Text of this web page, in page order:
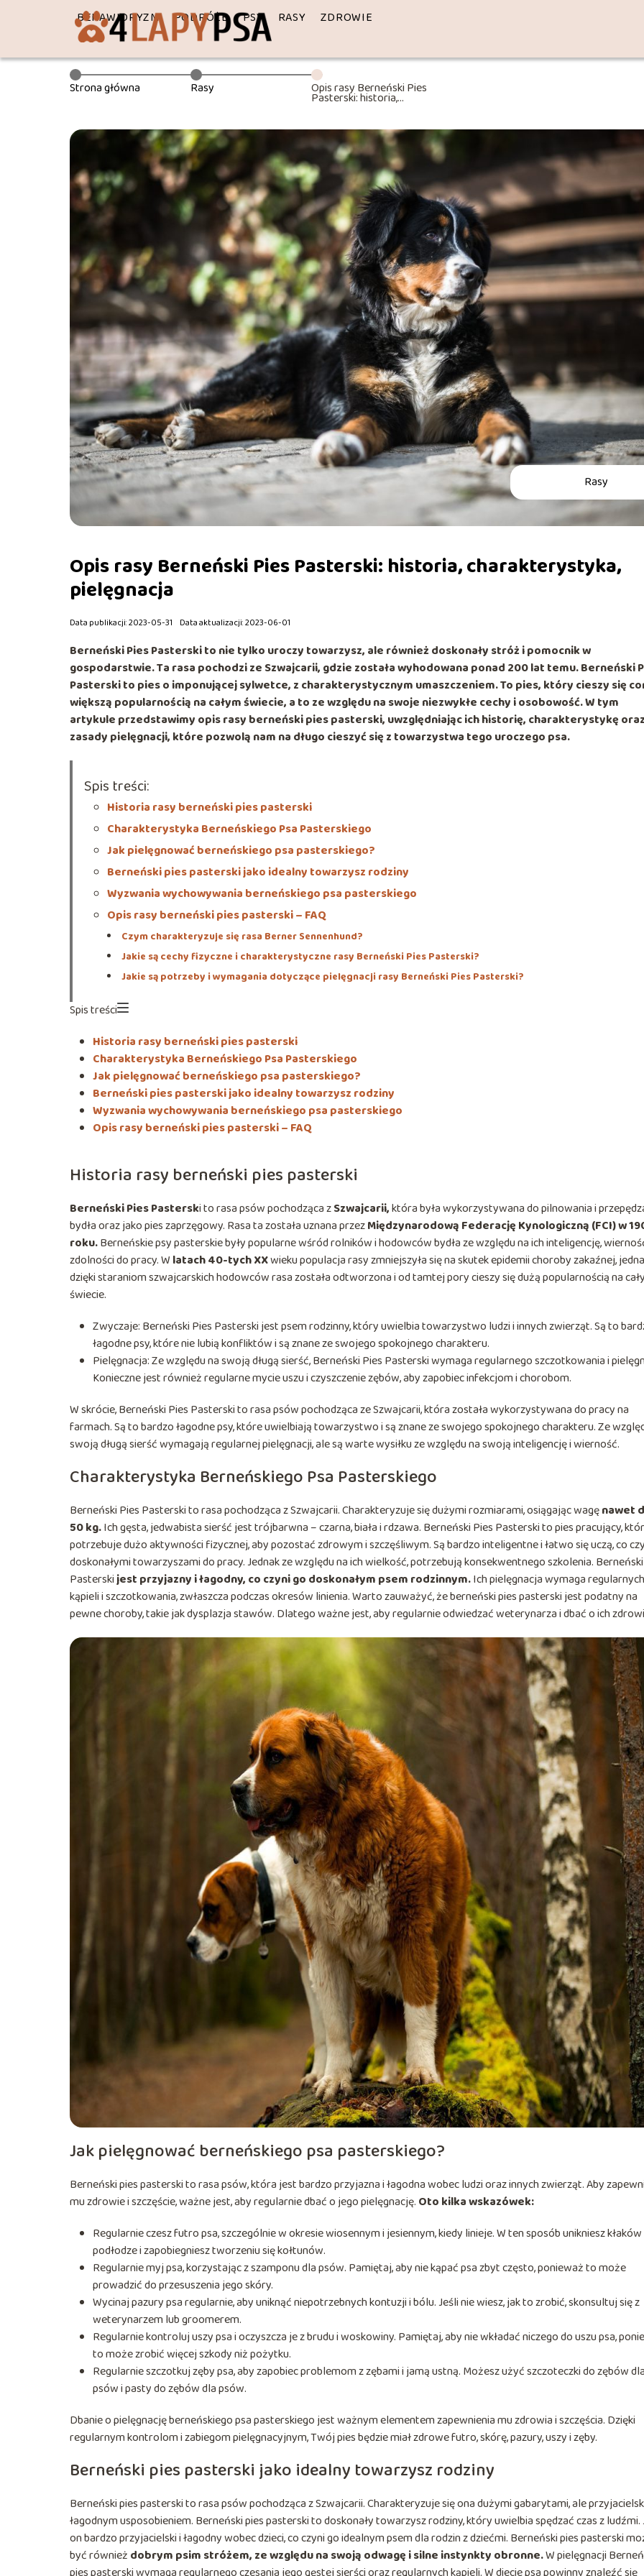
BEHAWIORYZM PODRÓŻE PSY RASY ZDROWIE
Strona główna Rasy Opis rasy Berneński Pies
Pasterski: historia,
charakterystyka, pielęgnacja
Rasy
Opis rasy Berneński Pies Pasterski: historia, charakterystyka,
pielęgnacja
Data publikacji: 2023-05-31 Data aktualizacji: 2023-06-01
Berneński Pies Pasterski to nie tylko uroczy towarzysz, ale również doskonały stróż i pomocnik w
gospodarstwie. Ta rasa pochodzi ze Szwajcarii, gdzie została wyhodowana ponad 200 lat temu. Berneński
Pasterski to pies o imponującej sylwetce, z charakterystycznym umaszczeniem. To pies, który cieszy się
większą popularnością na całym świecie, a to ze względu na swoje niezwykłe cechy i osobowość. W tym
artykule przedstawimy opis rasy berneński pies pasterski, uwzględniając ich historię, charakterystykę
zasady pielęgnacji, które pozwolą nam na długo cieszyć się z towarzystwa tego uroczego psa.
Spis treści:
Historia rasy berneński pies pasterski
Charakterystyka Berneńskiego Psa Pasterskiego
Jak pielęgnować berneńskiego psa pasterskiego?
Berneński pies pasterski jako idealny towarzysz rodziny
Wyzwania wychowywania berneńskiego psa pasterskiego
Opis rasy berneński pies pasterski – FAQ
Czym charakteryzuje się rasa Berner Sennenhund?
Jakie są cechy fizyczne i charakterystyczne rasy Berneński Pies Pasterski?
Jakie są potrzeby i wymagania dotyczące pielęgnacji rasy Berneński Pies Pasterski?
Spis treści
Historia rasy berneński pies pasterski
Charakterystyka Berneńskiego Psa Pasterskiego
Jak pielęgnować berneńskiego psa pasterskiego?
Berneński pies pasterski jako idealny towarzysz rodziny
Wyzwania wychowywania berneńskiego psa pasterskiego
Opis rasy berneński pies pasterski – FAQ
Historia rasy berneński pies pasterski
Berneński Pies Pasterski to rasa psów pochodząca zSzwajcarii,która była wykorzystywana do pilnowania i
bydła oraz jako pies zaprzęgowy. Rasa ta została uznana przezMiędzynarodową Federację Kynologiczną (FCI) w
roku.Berneńskie psy pasterskie były popularne wśród rolników i hodowców bydła ze względu na ich inteligencję,
zdolności do pracy. W latach 40-tych XXwieku populacja rasy zmniejszyła się na skutek epidemii choroby zakaźnej,
dzięki staraniom szwajcarskich hodowców rasa została odtworzona i od tamtej pory cieszy się dużą popularnością na
świecie.
Zwyczaje: Berneński Pies Pasterski jest psem rodzinny, który uwielbia towarzystwo ludzi i innych zwierząt. Są to
łagodne psy, które nie lubią konfliktów i są znane ze swojego spokojnego charakteru.
Pielęgnacja: Ze względu na swoją długą sierść, Berneński Pies Pasterski wymaga regularnego szczotkowania i
Konieczne jest również regularne mycie uszu i czyszczenie zębów, aby zapobiec infekcjom i chorobom.
W skrócie, Berneński Pies Pasterski to rasa psów pochodząca ze Szwajcarii, która została wykorzystywana do pracy na
farmach. Są to bardzo łagodne psy, które uwielbiają towarzystwo i są znane ze swojego spokojnego charakteru. Ze
swoją długą sierść wymagają regularnej pielęgnacji, ale są warte wysiłku ze względu na swoją inteligencję i wierność.
Charakterystyka Berneńskiego Psa Pasterskiego
Berneński Pies Pasterski to rasa pochodząca z Szwajcarii. Charakteryzuje się dużymi rozmiarami, osiągając wagęnawet
50 kg.Ich gęsta, jedwabista sierść jest trójbarwna – czarna, biała i rdzawa. Berneński Pies Pasterski to pies pracujący,
potrzebuje dużo aktywności fizycznej, aby pozostać zdrowym i szczęśliwym. Są bardzo inteligentne i łatwo się uczą, co
doskonałymi towarzyszami do pracy. Jednak ze względu na ich wielkość, potrzebują konsekwentnego szkolenia.
Pasterskijest przyjazny i łagodny, co czyni go doskonałym psem rodzinnym.Ich pielęgnacja wymaga regularnych
kąpieli i szczotkowania, zwłaszcza podczas okresów linienia. Warto zauważyć, że berneński pies pasterski jest podatny na
pewne choroby, takie jak dysplazja stawów. Dlatego ważne jest, aby regularnie odwiedzać weterynarza i dbać o ich
Jak pielęgnować berneńskiego psa pasterskiego?
Berneński pies pasterski to rasa psów, która jest bardzo przyjazna i łagodna wobec ludzi oraz innych zwierząt. Aby
mu zdrowie i szczęście, ważne jest, aby regularnie dbać o jego pielęgnację. Oto kilka wskazówek:
Regularnie czesz futro psa, szczególnie w okresie wiosennym i jesiennym, kiedy linieje. W ten sposób unikniesz
podłodze i zapobiegniesz tworzeniu się kołtunów.
Regularnie myj psa, korzystając z szamponu dla psów. Pamiętaj, aby nie kąpać psa zbyt często, ponieważ to może
prowadzić do przesuszenia jego skóry.
Wycinaj pazury psa regularnie, aby uniknąć niepotrzebnych kontuzji i bólu. Jeśli nie wiesz, jak to zrobić, skonsultuj się z
weterynarzem lub groomerem.
Regularnie kontroluj uszy psa i oczyszcza je z brudu i woskowiny. Pamiętaj, aby nie wkładać niczego do uszu psa,
to może zrobić więcej szkody niż pożytku.
Regularnie szczotkuj zęby psa, aby zapobiec problemom z zębami i jamą ustną. Możesz użyć szczoteczki do zębów
psów i pasty do zębów dla psów.
Dbanie o pielęgnację berneńskiego psa pasterskiego jest ważnym elementem zapewnienia mu zdrowia i szczęścia. Dzięki
regularnym kontrolom i zabiegom pielęgnacyjnym, Twój pies będzie miał zdrowe futro, skórę, pazury, uszy i zęby.
Berneński pies pasterski jako idealny towarzysz rodziny
Berneński pies pasterski to rasa psów pochodząca z Szwajcarii. Charakteryzuje się ona dużymi gabarytami, ale
łagodnym usposobieniem. Berneński pies pasterski to doskonały towarzysz rodziny, który uwielbia spędzać czas z ludźmi.
on bardzo przyjacielski i łagodny wobec dzieci, co czyni go idealnym psem dla rodzin z dziećmi. Berneński pies pasterski
być również dobrym psim stróżem, ze względu na swoją odwagę i silne instynkty obronne.W pielęgnacji